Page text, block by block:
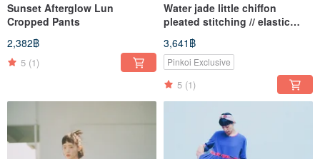
Sunset Afterglow Lun
Cropped Pants
2,382฿
5 (1)
Water jade little chiffon
pleated stitching // elastic
waist umbrella skirt
3,641฿
Pinkoi Exclusive
5 (1)